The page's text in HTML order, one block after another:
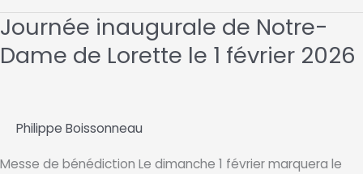
Journée inaugurale de Notre-
Dame de Lorette le 1 février 2026
Philippe Boissonneau
Messe de bénédiction Le dimanche 1 février marquera le